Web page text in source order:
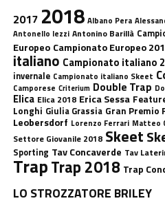
2017 2018 Albano Pera
Antonello Iezzi Antonino Barillà
Europeo Campionato Europeo
italiano Campionato italiano
invernale Campionato italiano Skeet
Camporese Criterium Double Trap
Elica Elica 2018 Erica Sessa
Longhi Giulia Grassia Gran Premio
Leobersdorf Lorenzo Ferrari Matteo
Settore Giovanile 2018 Skeet
Sporting Tav Concaverde Tav
TrapTrap 2018 Trap
LO STROZZATORE BRILEY